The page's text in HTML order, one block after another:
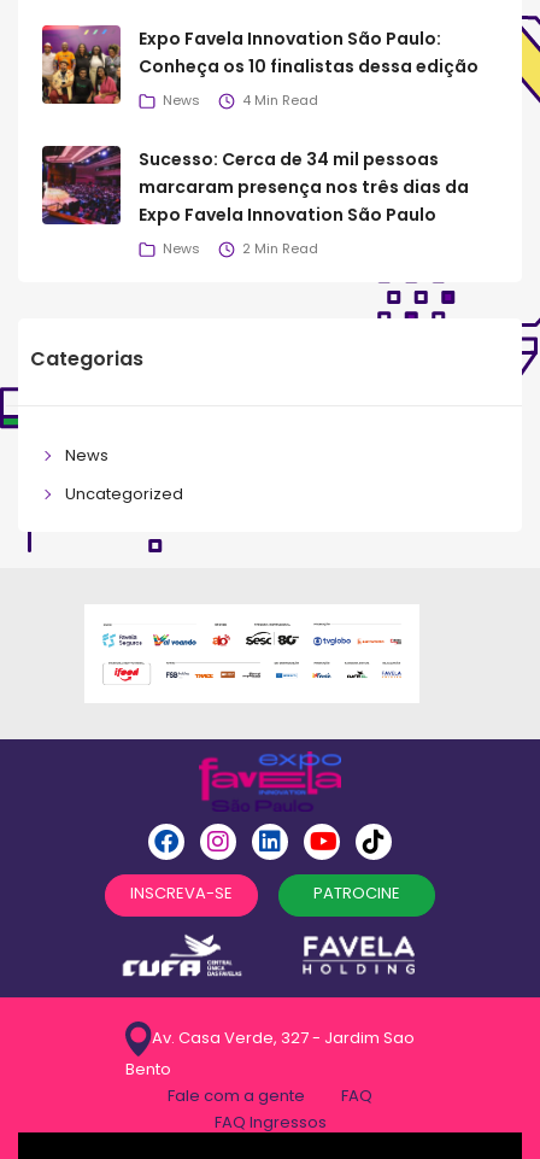
Expo Favela Innovation São Paulo:
Conheça os 10 finalistas dessa edição
News 4 Min Read
Sucesso: Cerca de 34 mil pessoas
marcaram presença nos três dias da
Expo Favela Innovation São Paulo
News 2 Min Read
Categorias
News
Uncategorized
INSCREVA-SE PATROCINE
Av. Casa Verde, 327 - Jardim Sao
Bento
Fale com a gente
FAQ
FAQ Ingressos